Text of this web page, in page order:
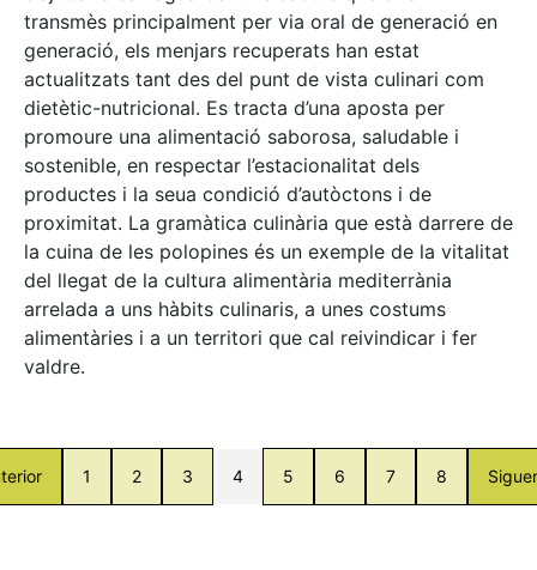
transmès principalment per via oral de generació en
generació, els menjars recuperats han estat
actualitzats tant des del punt de vista culinari com
dietètic-nutricional. Es tracta d’una aposta per
promoure una alimentació saborosa, saludable i
sostenible, en respectar l’estacionalitat dels
productes i la seua condició d’autòctons i de
proximitat. La gramàtica culinària que està darrere de
la cuina de les polopines és un exemple de la vitalitat
del llegat de la cultura alimentària mediterrània
arrelada a uns hàbits culinaris, a unes costums
alimentàries i a un territori que cal reivindicar i fer
valdre.
1 2 3 4 5 6 7 8